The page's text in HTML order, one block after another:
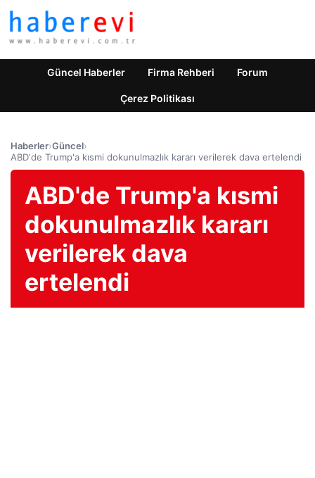
Güncel Haberler Firma Rehberi Forum
Çerez Politikası
Haberler›Güncel›
ABD'de Trump'a kısmi dokunulmazlık kararı verilerek dava ertelendi
ABD'de Trump'a kısmi
dokunulmazlık kararı
verilerek dava
ertelendi